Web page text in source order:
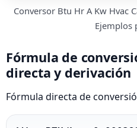
Conversor Btu Hr A Kw Hvac
Ejemplos
Fórmula de
directa y derivación
Fórmula directa de